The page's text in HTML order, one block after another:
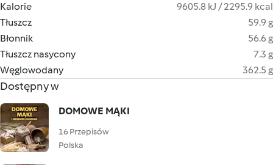
Kalorie
9605.8 kJ / 2295.9 kcal
Tłuszcz
59.9 g
Błonnik
56.6 g
Tłuszcz nasycony
7.3 g
Węglowodany
362.5 g
Dostępny w
DOMOWE MĄKI
16 Przepisów
Polska